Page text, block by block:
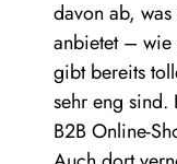
davon ab,
anbietet – wie
gibt bereits
sehr eng sind.
B2B Online-